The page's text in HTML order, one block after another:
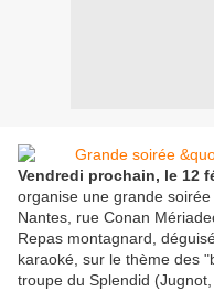
Vendredi prochain, le 12
organise une grande
Nantes, rue Conan
Repas montagnard,
karaoké, sur le thème des
troupe du Splendid